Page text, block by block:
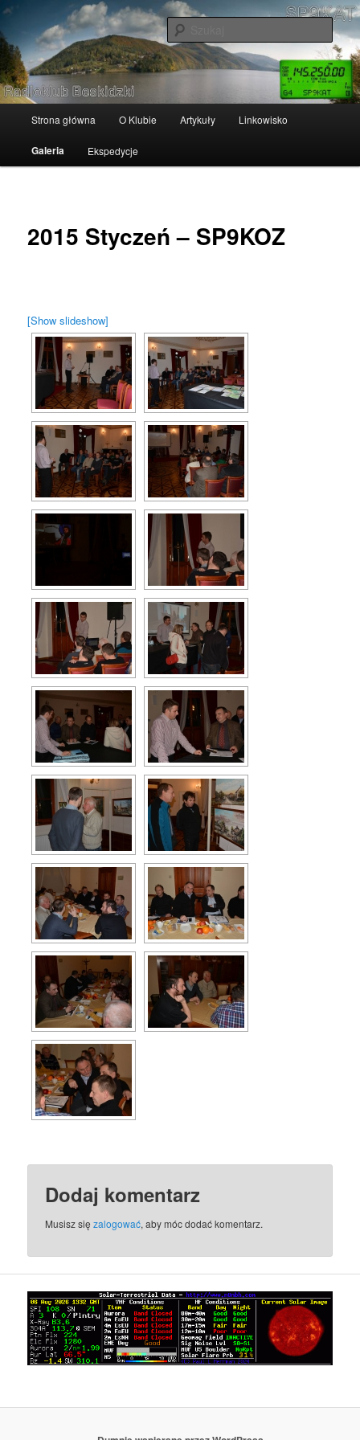
Przeskocz
tekstu
SP9KAT
Radioklub Beskidzki
Strona główna O Klubie Artykuły Linkowisko
Galeria Ekspedycje
2015 Styczeń – SP9KOZ
[Show slideshow]
Dodaj komentarz
Musisz sięzalogować, aby móc dodać komentarz.